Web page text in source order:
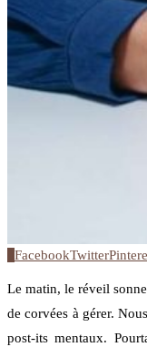
FacebookTwitter
Le matin, le réveil
de corvées à gérer.
post-its mentaux.